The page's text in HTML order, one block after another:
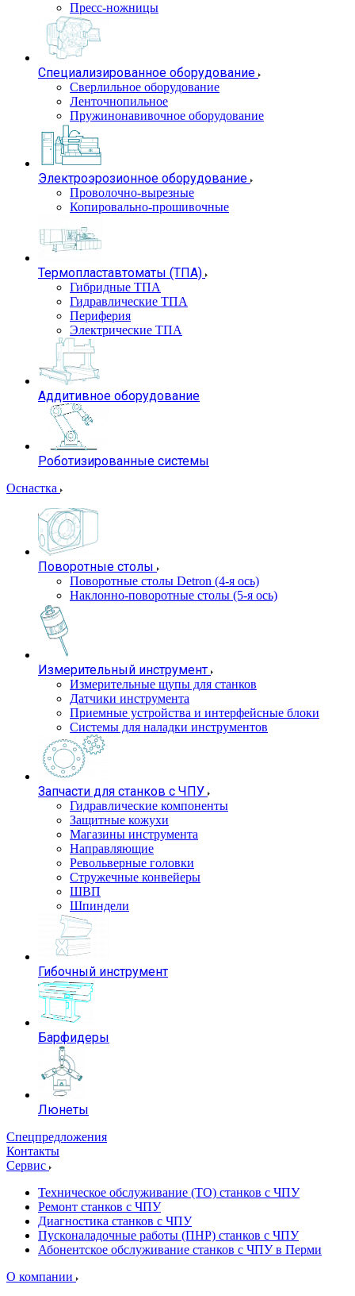
Пресс-ножницы
Специализированное оборудование
Сверлильное оборудование
Ленточнопильное
Пружинонавивочное оборудование
Электроэрозионное оборудование
Проволочно-вырезные
Копировально-прошивочные
Термопластавтоматы (ТПА)
Гибридные ТПА
Гидравлические ТПА
Периферия
Электрические ТПА
Аддитивное оборудование
Роботизированные системы
Оснастка
Поворотные столы
Поворотные столы Detron (4-я ось)
Наклонно-поворотные столы (5-я ось)
Измерительный инструмент
Измерительные щупы для станков
Датчики инструмента
Приемные устройства и интерфейсные блоки
Системы для наладки инструментов
Запчасти для станков с ЧПУ
Гидравлические компоненты
Защитные кожухи
Магазины инструмента
Направляющие
Револьверные головки
Стружечные конвейеры
ШВП
Шпиндели
Гибочный инструмент
Барфидеры
Люнеты
Спецпредложения
Контакты
Сервис
Техническое обслуживание (ТО) станков с ЧПУ
Ремонт станков с ЧПУ
Диагностика станков с ЧПУ
Пусконаладочные работы (ПНР) станков с ЧПУ
Абонентское обслуживание станков с ЧПУ в Перми
О компании